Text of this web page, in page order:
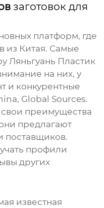
заготовок для
платформ, где
из Китая. Самые
Ляньгуань Пластик
на них, у
и конкурентные
Global Sources.
преимущества
предлагают
поставщиков.
профили
других
известная